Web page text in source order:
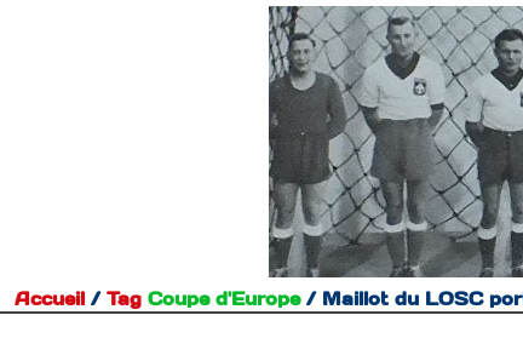
Accueil / Tag Coupe d'Europe/ Maillot du LOSC